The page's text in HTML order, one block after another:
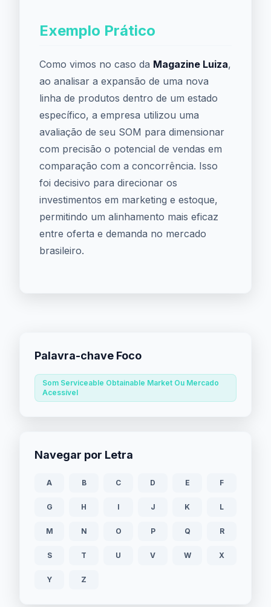
Exemplo Prático
Como vimos no caso da Magazine Luiza,
ao analisar a expansão de uma nova
linha de produtos dentro de um estado
específico, a empresa utilizou uma
avaliação de seu SOM para dimensionar
com precisão o potencial de vendas em
comparação com a concorrência. Isso
foi decisivo para direcionar os
investimentos em marketing e estoque,
permitindo um alinhamento mais eficaz
entre oferta e demanda no mercado
brasileiro.
Palavra-chave Foco
Som Serviceable Obtainable Market Ou Mercado
Acessível
Navegar por Letra
A B C D E F
G H I J K L
M N O P Q R
S T U V W X
Y Z